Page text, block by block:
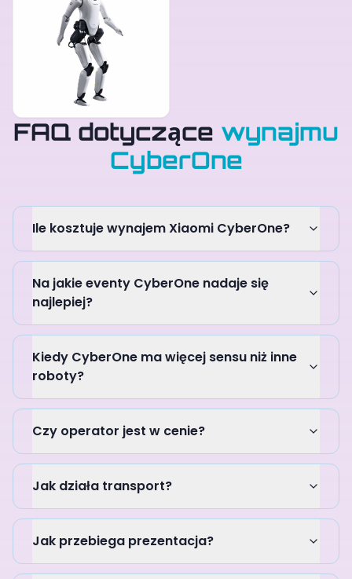
FAQ dotyczące wynajmu
CyberOne
Ile kosztuje wynajem Xiaomi CyberOne?
Na jakie eventy CyberOne nadaje się
najlepiej?
Kiedy CyberOne ma więcej sensu niż inne
roboty?
Czy operator jest w cenie?
Jak działa transport?
Jak przebiega prezentacja?